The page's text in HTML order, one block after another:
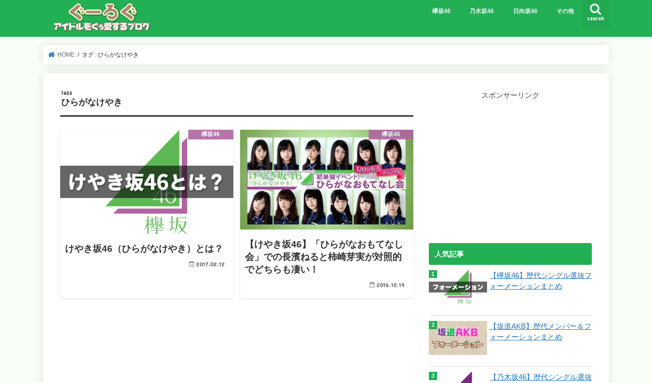
search
欅坂46 乃木坂46 日向坂46 その他
HOME タグ : ひらがなけやき
ひらがなけやき
欅坂46
けやき坂46（ひらがなけやき）とは？
2017.02.12
欅坂46
【けやき坂46】「ひらがなおもてなし
会」での長濱ねると柿崎芽実が対照的
でどちらも凄い！
2016.12.19
スポンサーリンク
人気記事
【欅坂46】歴代シングル選抜フ
ォーメーションまとめ
【坂道AKB】歴代メンバー＆フ
ォーメーションまとめ
【乃木坂46】歴代シングル選抜